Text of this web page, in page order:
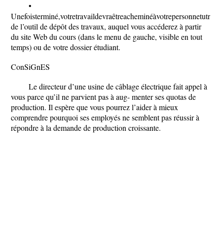
•
de l’outil de dépôt des travaux, auquel vous accéderez à partir
du site Web du cours (dans le menu de gauche, visible en tout
temps) ou de votre dossier étudiant.
ConSiGnES
Le directeur d’une usine de câblage électrique fait appel à
vous parce qu’il ne parvient pas à aug- menter ses quotas de
production. Il espère que vous pourrez l’aider à mieux
comprendre pourquoi ses employés ne semblent pas réussir à
répondre à la demande de production croissante.